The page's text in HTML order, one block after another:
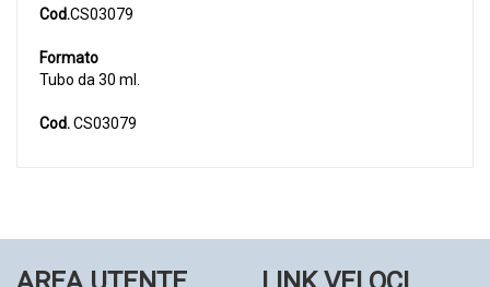
Cod.CS03079
Formato
Tubo da 30 ml.
Cod.CS03079